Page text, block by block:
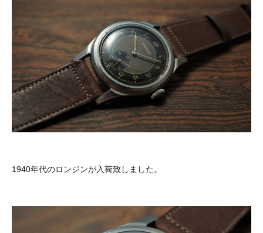
1940年代のロンジンが入荷致しました。